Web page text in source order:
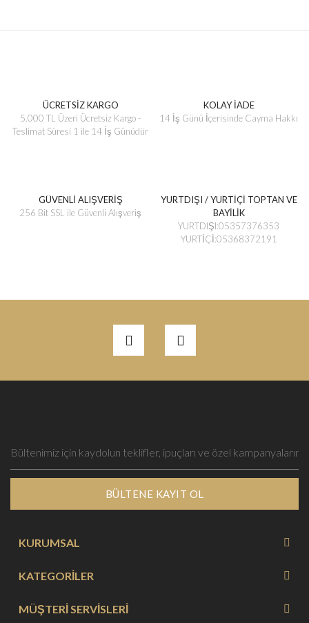
ÜCRETSİZ KARGO
5.000 TL Üzeri Ücretsiz Kargo -
Teslimat Süresi 1 ile 14 İş Günüdür
KOLAY İADE
14 İş Günü İçerisinde Cayma Hakkı
GÜVENLİ ALIŞVERİŞ
256 Bit SSL ile Güvenli Alışveriş
YURTDIŞI / YURTİÇİ TOPTAN VE
BAYİLİK
YURTDIŞI:05357376353
YURTİÇİ:05368372191
BÜLTENE KAYIT OL
KURUMSAL
KATEGORİLER
MÜŞTERİ SERVİSLERİ